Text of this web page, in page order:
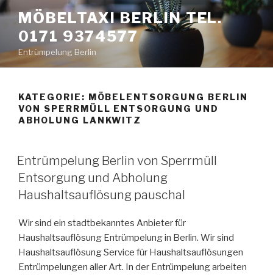
Zum
Inhalt
springen
MÖBELTAXI BERLIN TEL.
0171 9374577
Entrümpelung Berlin
KATEGORIE: MÖBELENTSORGUNG BERLIN
VON SPERRMÜLL ENTSORGUNG UND
ABHOLUNG LANKWITZ
VERÖFFENTLICHT
AM
Entrümpelung Berlin von Sperrmüll
Entsorgung und Abholung
Haushaltsauflösung pauschal
Wir sind ein stadtbekanntes Anbieter für
Haushaltsauflösung Entrümpelung in Berlin. Wir sind
Haushaltsauflösung Service für Haushaltsauflösungen
Entrümpelungen aller Art. In der Entrümpelung arbeiten